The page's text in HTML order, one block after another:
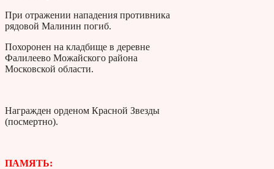
При отражении нападения противника
рядовой Малинин погиб.
Похоронен на кладбище в деревне
Фалилеево Можайского района
Московской области.
Награжден орденом Красной Звезды
(посмертно).
ПАМЯТЬ: